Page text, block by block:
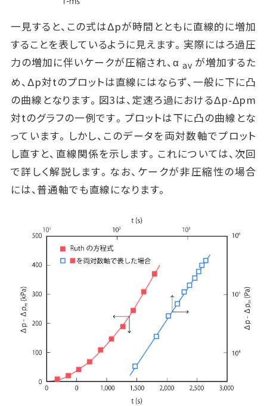
一見すると、この式はΔpが時間とともに直線的に増加
することを表しているように見えます。実際にはろ過圧
力の増加に伴いケークが圧縮され、α av が増加するた
め、Δp対tのプロットは直線にはならず、一般に下に凸
の曲線となります。図3は、定速ろ過におけるΔp-Δpm
対tのグラフの一例です。プロットは下に凸の曲線とな
っています。しかし、このデータを両対数軸でプロット
し直すと、直線関係を示します。これについては、次回
で詳しく解説します。なお、ケークが非圧縮性の場合
には、普通軸でも直線になります。